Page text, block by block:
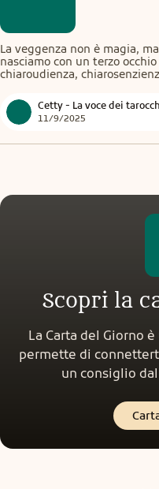
La veggenza non è magia,
nasciamo con un terzo
chiaroudienza,
riattivarli con ascolto,
Cetty - La voce dei
11/9/2025
Scopri la
La Carta del Giorno
permette di
un consiglio